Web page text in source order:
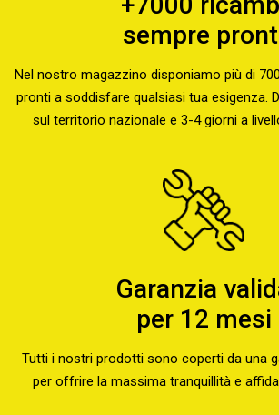
sempre
Nel nostro magazzino disponiamo più di
pronti a soddisfare qualsiasi tua esigenza.
sul territorio nazionale e 3-4 giorni a
Garanzia
per 12 mesi
Tutti i nostri prodotti sono coperti da una
per offrire la massima tranquillità e